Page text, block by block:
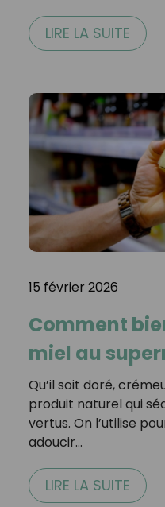
LIRE LA SUITE
15 février 2026
Comment
miel au
Qu’il soit doré,
produit naturel qui
vertus. On l’utilise
adoucir…
LIRE LA SUITE